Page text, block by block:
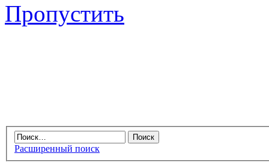
Пропустить
Расширенный поиск